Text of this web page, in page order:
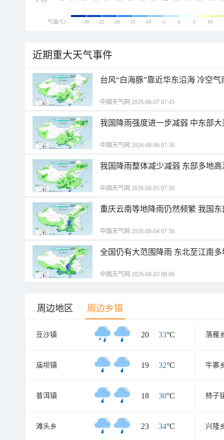
气温(℃) -30 -25 -20 -15 -10 -5 0 5 10
近期重大天气事件
台风“白海豚”靠近华东沿海 冷空
中国天气网 2026-08-07 07:45
我国降雨强度进一步减弱 中东部
中国天气网 2026-08-06 07:50
我国降雨整体减少减弱 东部多地
中国天气网 2026-08-05 07:56
重庆云南等地降雨仍然频繁 我国
中国天气网 2026-08-04 07:56
全国仍有大范围降雨 东北至江南
中国天气网 2026-08-03 08:00
周边地区 周边乡镇
豆沙镇 20 / 33°C 落雁
庙坝镇 19 / 32°C 牛寨
普洱镇 18 / 30°C 柿子
滩头乡 23 / 34°C 兴隆